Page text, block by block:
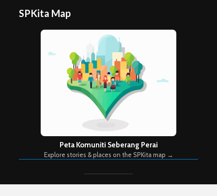
SPKita Map
Peta Komuniti Seberang Perai
Explore stories & places on the SPKita map →